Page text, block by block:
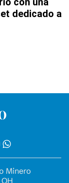
dedicado a
Minero